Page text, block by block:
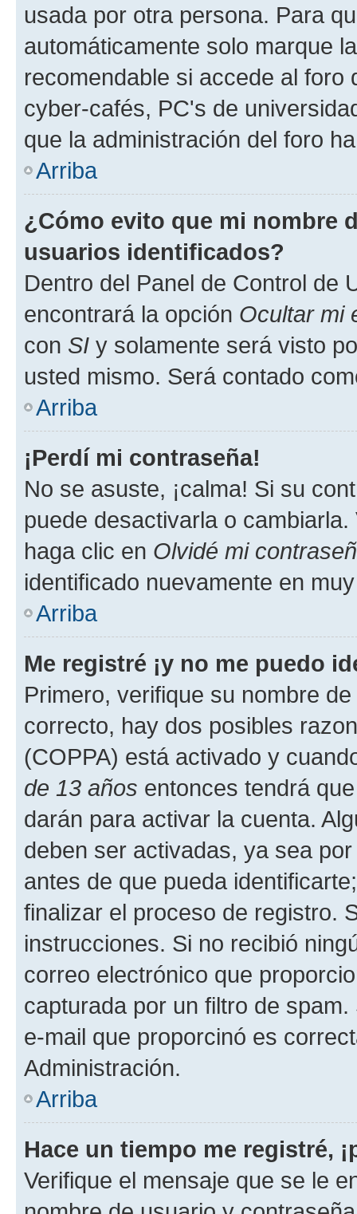
usada por otra persona. Para
automáticamente solo marque
recomendable si accede al foro
cyber-cafés, PC's de
que la administración del foro
Arriba
¿Cómo evito que mi nombre
usuarios identificados?
Dentro del Panel de Control de
encontrará la opción Ocultar mi
con SI y solamente será visto
usted mismo. Será contado
Arriba
¡Perdí mi contraseña!
No se asuste, ¡calma! Si su
puede desactivarla o
haga clic en Olvidé mi
identificado nuevamente en
Arriba
Me registré ¡y no me puedo
Primero, verifique su nombre
correcto, hay dos posibles
(COPPA) está activado y
de 13 años entonces tendrá
darán para activar la cuenta.
deben ser activadas, ya sea
antes de que pueda
finalizar el proceso de registro.
instrucciones. Si no recibió
correo electrónico que
capturada por un filtro de
e-mail que proporcinó es
Administración.
Arriba
Hace un tiempo me registré,
Verifique el mensaje que se le